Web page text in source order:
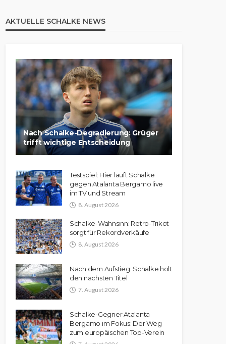
AKTUELLE SCHALKE NEWS
Nach Schalke-Degradierung: Grüger
trifft wichtige Entscheidung
Testspiel: Hier läuft Schalke
gegen Atalanta Bergamo live
im TV und Stream
8. August 2026
Schalke-Wahnsinn: Retro-Trikot
sorgt für Rekordverkäufe
8. August 2026
Nach dem Aufstieg: Schalke holt
den nächsten Titel
7. August 2026
Schalke-Gegner Atalanta
Bergamo im Fokus: Der Weg
zum europäischen Top-Verein